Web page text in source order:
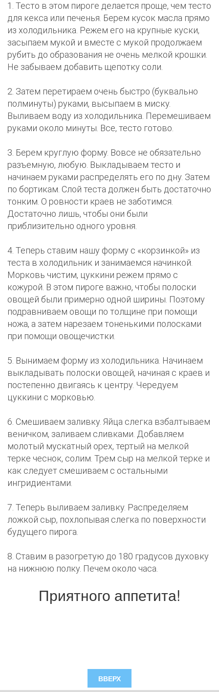
1. Тесто в этом пироге делается проще, чем тесто
для кекса или печенья. Берем кусок масла прямо
из холодильника. Режем его на крупные куски,
засыпаем мукой и вместе с мукой продолжаем
рубить до образования не очень мелкой крошки.
Не забываем добавить щепотку соли.
2. Затем перетираем очень быстро (буквально
полминуты) руками, высыпаем в миску.
Выливаем воду из холодильника. Перемешиваем
руками около минуты. Все, тесто готово.
3. Берем круглую форму. Вовсе не обязательно
разъемную, любую. Выкладываем тесто и
начинаем руками распределять его по дну. Затем
по бортикам. Слой теста должен быть достаточно
тонким. О ровности краев не заботимся.
Достаточно лишь, чтобы они были
приблизительно одного уровня.
4. Теперь ставим нашу форму с «корзинкой» из
теста в холодильник и занимаемся начинкой.
Морковь чистим, цуккини режем прямо с
кожурой. В этом пироге важно, чтобы полоски
овощей были примерно одной ширины. Поэтому
подравниваем овощи по толщине при помощи
ножа, а затем нарезаем тоненькими полосками
при помощи овощечистки.
5. Вынимаем форму из холодильника. Начинаем
выкладывать полоски овощей, начиная с краев и
постепенно двигаясь к центру. Чередуем
цуккини с морковью.
6. Смешиваем заливку. Яйца слегка взбалтываем
веничком, заливаем сливками. Добавляем
молотый мускатный орех, тертый на мелкой
терке чеснок, солим. Трем сыр на мелкой терке и
как следует смешиваем с остальными
ингридиентами.
7. Теперь выливаем заливку. Распределяем
ложкой сыр, похлопывая слегка по поверхности
будущего пирога.
8. Ставим в разогретую до 180 градусов духовку
на нижнюю полку. Печем около часа.
Приятного аппетита!
ВВЕРХ